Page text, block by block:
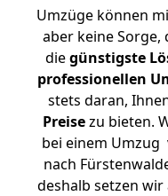
Umzüge können
aber keine Sorge,
diegünstigste
professionellen
stets daran,
Preisezu bieten.
bei einem Umzug
nach
deshalb setzen